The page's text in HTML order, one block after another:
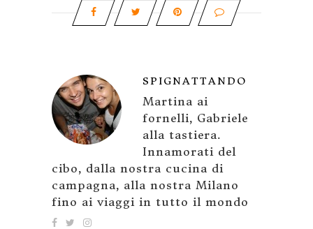
SPIGNATTANDO
Martina ai
fornelli, Gabriele
alla tastiera.
Innamorati del
cibo, dalla nostra cucina di
campagna, alla nostra Milano
fino ai viaggi in tutto il mondo